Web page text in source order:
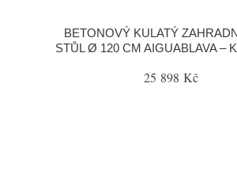
BETONOVÝ KULATÝ
STŮL Ø 120 CM AIGUABLAVA –
25 898 Kč